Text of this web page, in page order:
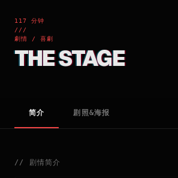
117 分钟
///
劇情 / 喜劇
THE STAGE
简介 剧照&海报
// 剧情简介